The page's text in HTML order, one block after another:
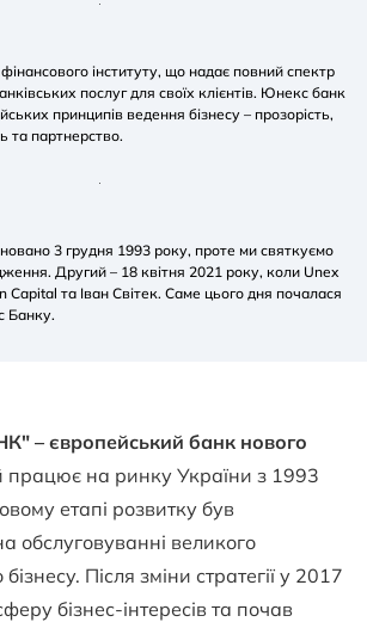
інституту, що надає повний спектр
послуг для своїх клієнтів. Юнекс банк
принципів ведення бізнесу – прозорість,
та партнерство.
3 грудня 1993 року, проте ми святкуємо
Другий – 18 квітня 2021 року, коли Unex
Capital та Іван Світек. Саме цього дня почалася
Банку.
– європейський банк нового
працює на ринку України з 1993
етапі розвитку був
обслуговуванні великого
Після зміни стратегії у 2017
бізнес-інтересів та почав